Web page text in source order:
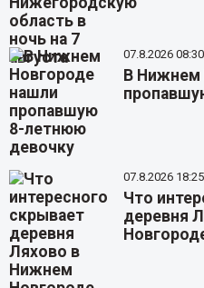
07.8.2026 08:30
В Нижнем
07.8.2026 18:25
Что
деревня